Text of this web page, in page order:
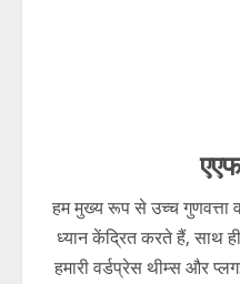
हम मुख्य रूप से उच्च गुणवत्ता
ध्यान केंद्रित करते हैं, साथ
हमारी वर्डप्रेस थीम्स और